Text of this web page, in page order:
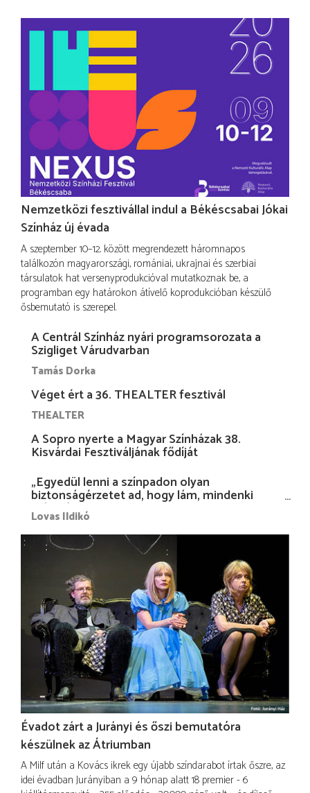
Nemzetközi fesztivállal indul a Békéscsabai Jókai
Színház új évada
A szeptember 10–12. között megrendezett háromnapos
találkozón magyarországi, romániai, ukrajnai és szerbiai
társulatok hat versenyprodukcióval mutatkoznak be, a
programban egy határokon átívelő koprodukcióban készülő
ősbemutató is szerepel.
A Centrál Színház nyári programsorozata a
Szigliget Várudvarban
Tamás Dorka
Véget ért a 36. THEALTER fesztivál
THEALTER
A Sopro nyerte a Magyar Színházak 38.
Kisvárdai Fesztiváljának fődíját
„Egyedül lenni a színpadon olyan
biztonságérzetet ad, hogy lám, mindenki
más nélkül is megvagyok magammal…”
Lovas Ildikó
Évadot zárt a Jurányi és őszi bemutatóra
készülnek az Átriumban
A Milf után a Kovács ikrek egy újabb színdarabot írtak őszre, az
idei évadban Jurányiban a 9 hónap alatt 18 premier - 6